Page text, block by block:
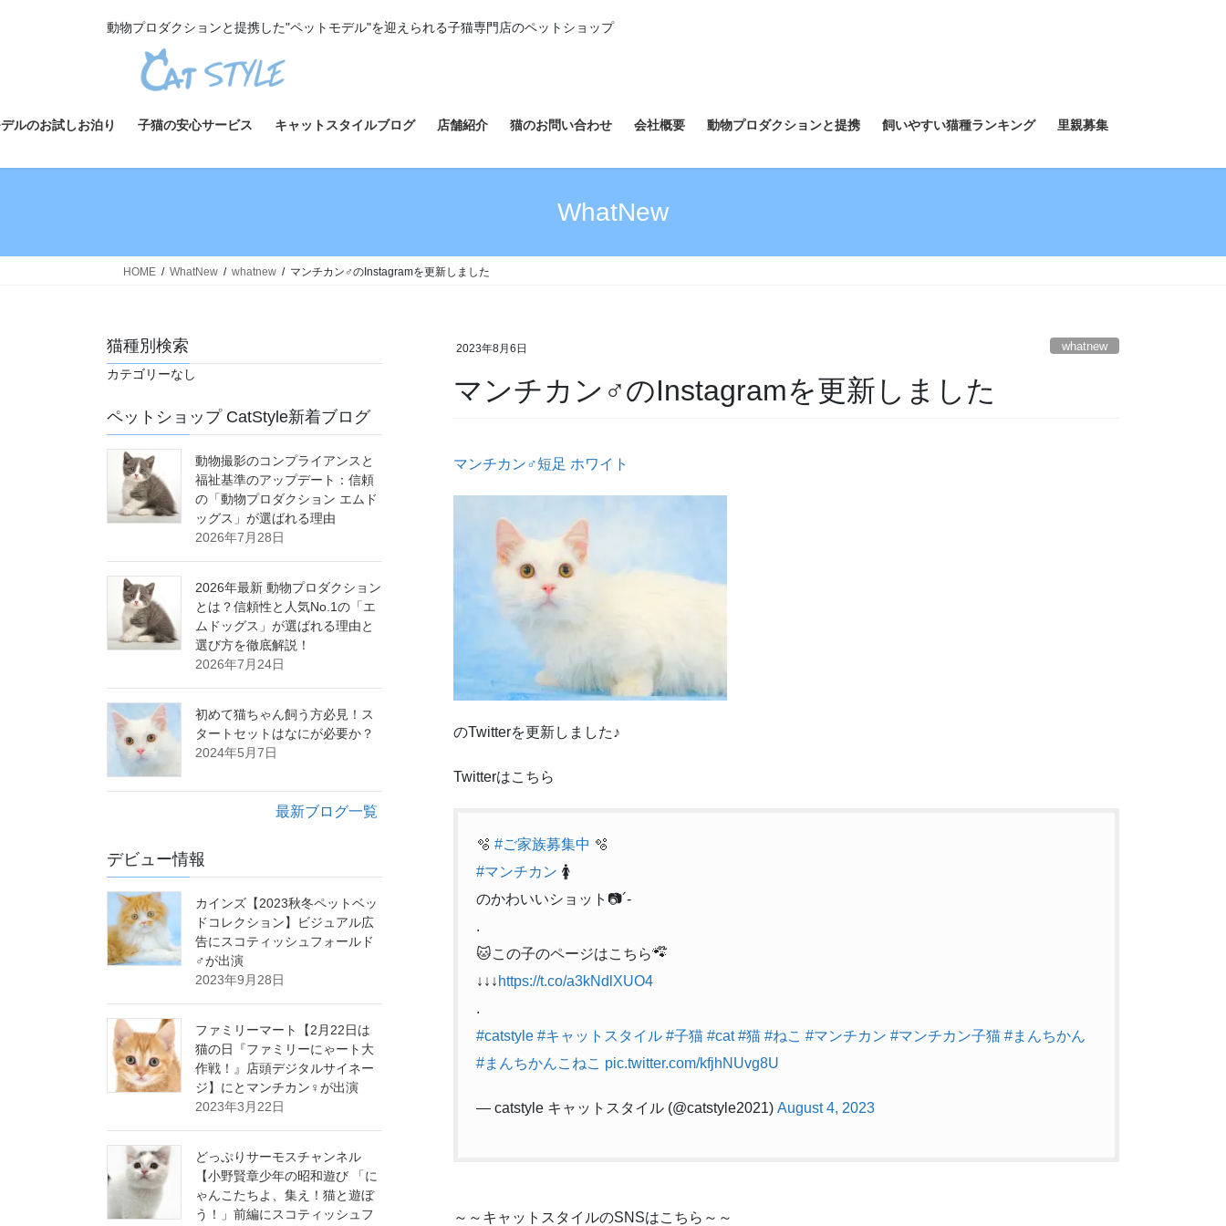
へ
ョ
動物プロダクションと提携した"ペットモデル"を迎えられる子猫専門店のペットショップ
ルのお試しお泊り 子猫の安心サービス キャットスタイルブログ 店舗紹介 猫のお問い合わせ 会社概要 動物プロダクションと提携 飼いやすい猫種ランキング 里親募集
WhatNew
HOME WhatNew whatnew マンチカン♂のInstagramを更新しました
2023年8月6日 whatnew
マンチカン♂のInstagramを更新しました
マンチカン♂短足 ホワイト
のTwitterを更新しました♪
Twitterはこちら
🫧 #ご家族募集中 🫧
#マンチカン 🚺
のかわいいショット📷´-
.
🐱この子のページはこちら🐾໊
↓↓↓ https://t.co/a3kNdlXUO4
.
#catstyle #キャットスタイル #子猫 #cat #猫 #ねこ #マンチカン #マンチカン子猫 #まんちかん
#まんちかんこねこ pic.twitter.com/kfjhNUvg8U
— catstyle キャットスタイル (@catstyle2021) August 4, 2023
～～キャットスタイルのSNSはこちら～～
猫種別検索
カテゴリーなし
ペットショップ CatStyle新着ブログ
動物撮影のコンプライアンスと
福祉基準のアップデート：信頼
の「動物プロダクション エムド
ッグス」が選ばれる理由
2026年7月28日
2026年最新 動物プロダクション
とは？信頼性と人気No.1の「エ
ムドッグス」が選ばれる理由と
選び方を徹底解説！
2026年7月24日
初めて猫ちゃん飼う方必見！ス
タートセットはなにが必要か？
2024年5月7日
最新ブログ一覧
デビュー情報
カインズ【2023秋冬ペットベッ
ドコレクション】ビジュアル広
告にスコティッシュフォールド
♂が出演
2023年9月28日
ファミリーマート【2月22日は
猫の日『ファミリーにゃート大
作戦！』店頭デジタルサイネー
ジ】にとマンチカン♀が出演
2023年3月22日
どっぷりサーモスチャンネル
【小野賢章少年の昭和遊び 「に
ゃんこたちよ、集え！猫と遊ぼ
う！」前編にスコティッシュフ